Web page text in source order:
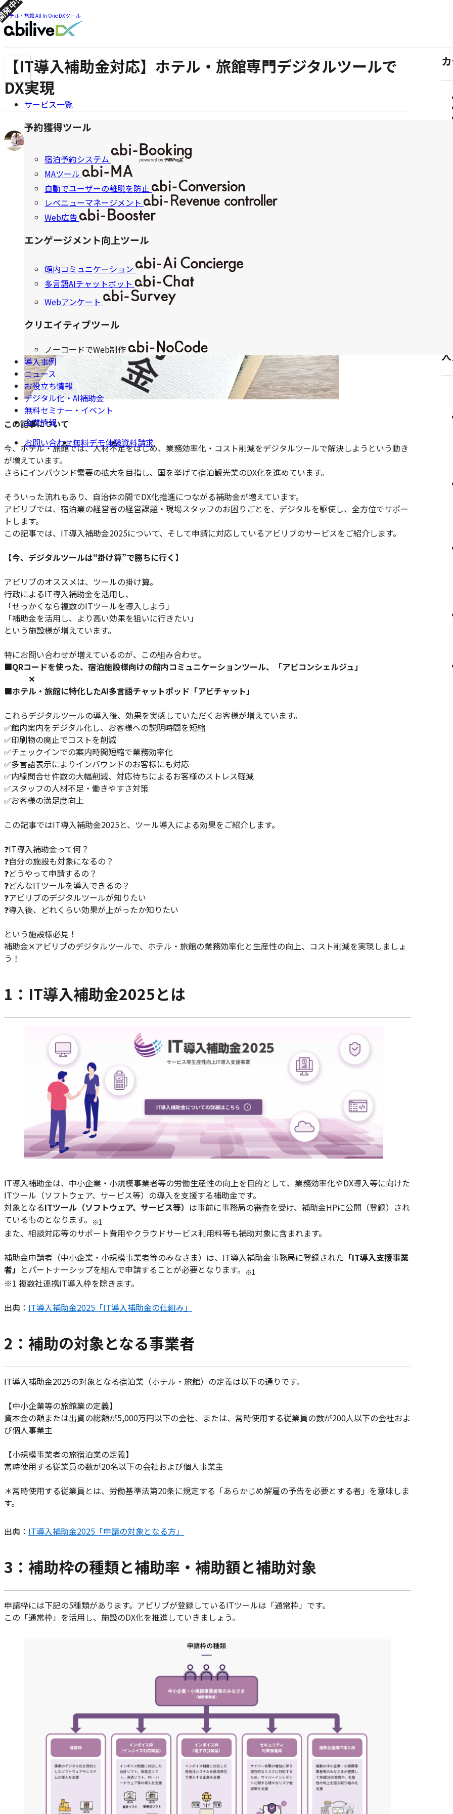
ホテル・旅館 All In One DXツール
ま
で
ジ
ま
で
ジ
ュ
ナ
ビ
ゲ
サービス一覧
予約獲得ツール
宿泊予約システム
MAツール
自動でユーザーの離脱を防止
レベニューマネージメント
Web広告
エンゲージメント向上ツール
館内コミュニケーション
多言語AIチャットボット
Webアンケート
クリエイティブツール
中!!
ノーコードでWeb制作
導入事例
ニュース
お役立ち情報
デジタル化・AI補助金
無料セミナー・イベント
企業情報
お問い合わせ無料デモ体験資料請求
【IT導入補助金対応】ホテル・旅館専門デジタルツールで
DX実現
著
者:
開
日:
更
新
日:
この記事について
今、ホテル・旅館では、人材不足をはじめ、業務効率化・コスト削減をデジタルツールで解決しようという動き
が増えています。
さらにインバウンド需要の拡大を目指し、国を挙げて宿泊観光業のDX化を進めています。
そういった流れもあり、自治体の間でDX化推進につながる補助金が増えています。
アビリブでは、宿泊業の経営者の経営課題・現場スタッフのお困りごとを、デジタルを駆使し、全方位でサポー
トします。
この記事では、IT導入補助金2025について、そして申請に対応しているアビリブのサービスをご紹介します。
【今、デジタルツールは“掛け算”で勝ちに行く】
アビリブのオススメは、ツールの掛け算。
行政によるIT導入補助金を活用し、
「せっかくなら複数のITツールを導入しよう」
「補助金を活用し、より高い効果を狙いに行きたい」
という施設様が増えています。
特にお問い合わせが増えているのが、この組み合わせ。
■QRコードを使った、宿泊施設様向けの館内コミュニケーションツール、「アビコンシェルジュ」
✕
■ホテル・旅館に特化したAI多言語チャットポッド「アビチャット」
これらデジタルツールの導入後、効果を実感していただくお客様が増えています。
✅️館内案内をデジタル化し、お客様への説明時間を短縮
✅️印刷物の廃止でコストを削減
✅️チェックインでの案内時間短縮で業務効率化
✅️多言語表示によりインバウンドのお客様にも対応
✅️内線問合せ件数の大幅削減、対応待ちによるお客様のストレス軽減
✅️スタッフの人材不足・働きやすさ対策
✅️お客様の満足度向上
この記事ではIT導入補助金2025と、ツール導入による効果をご紹介します。
❓️IT導入補助金って何？
❓️自分の施設も対象になるの？
❓️どうやって申請するの？
❓️どんなITツールを導入できるの？
❓️アビリブのデジタルツールが知りたい
❓️導入後、どれくらい効果が上がったか知りたい
という施設様必見！
補助金✕アビリブのデジタルツールで、ホテル・旅館の業務効率化と生産性の向上、コスト削減を実現しましょ
う！
1：IT導入補助金2025とは
IT導入補助金は、中小企業・小規模事業者等の労働生産性の向上を目的として、業務効率化やDX導入等に向けた
ITツール（ソフトウェア、サービス等）の導入を支援する補助金です。
対象となるITツール（ソフトウェア、サービス等） は事前に事務局の審査を受け、補助金HPに公開（登録）され
ているものとなります。
※1
また、相談対応等のサポート費用やクラウドサービス利用料等も補助対象に含まれます。
補助金申請者（中小企業・小規模事業者等のみなさま）は、IT導入補助金事務局に登録された 「IT導入支援事業
者」 とパートナーシップを組んで申請することが必要となります。 ※1
※1 複数社連携IT導入枠を除きます。
出典： IT導入補助金2025「IT導入補助金の仕組み」
2：補助の対象となる事業者
IT導入補助金2025の対象となる宿泊業（ホテル・旅館）の定義は以下の通りです。
【中小企業等の旅館業の定義】
資本金の額または出資の総額が5,000万円以下の会社、または、常時使用する従業員の数が200人以下の会社およ
び個人事業主
【小規模事業者の旅宿泊業の定義】
常時使用する従業員の数が20名以下の会社および個人事業主
＊常時使用する従業員とは、労働基準法第20条に規定する「あらかじめ解雇の予告を必要とする者」を意味しま
す。
出典： IT導入補助金2025「申請の対象となる方」
3：補助枠の種類と補助率・補助額と補助対象
申請枠には下記の5種類があります。アビリブが登録しているITツールは「通常枠」です。
この「通常枠」を活用し、施設のDX化を推進していきましょう。